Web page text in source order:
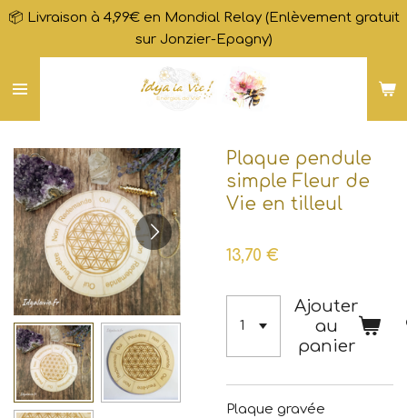
Passer
contenu
principal
📦 Livraison à 4,99€ en Mondial Relay (Enlèvement gratuit
sur Jonzier-Epagny)
Plaque pendule
simple Fleur de
Vie en tilleul
13,70 €
Ajouter
au
panier
Plaque gravée